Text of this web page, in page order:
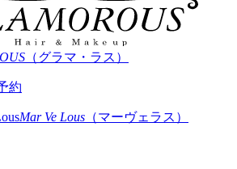
（グラマ・ラス）
約
Mar Ve Lous （マーヴェラス）